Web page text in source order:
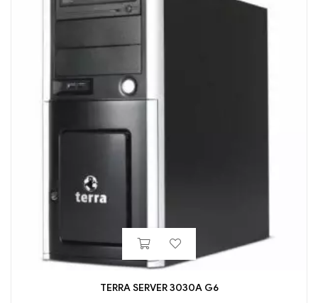
TERRA SERVER 3030A G6